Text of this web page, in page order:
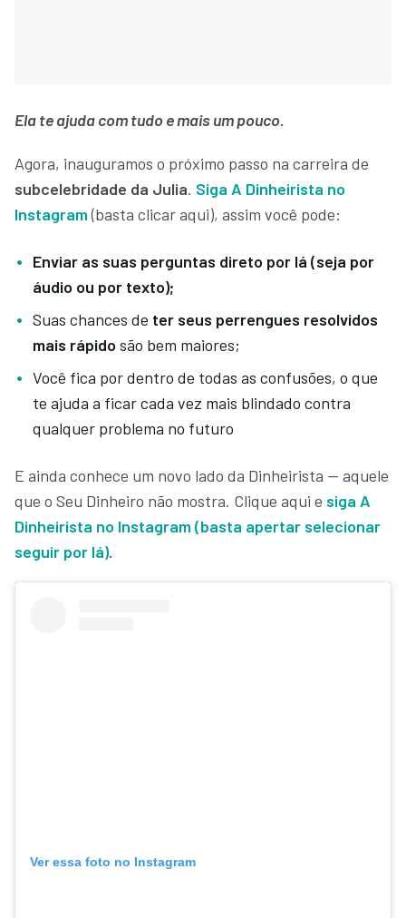
Ela te ajuda com tudo e mais um pouco.
Agora, inauguramos o próximo passo na carreira de
subcelebridade da Julia. Siga A Dinheirista no
Instagram(basta clicar aqui), assim você pode:
Enviar as suas perguntas direto por lá (seja por
áudio ou por texto);
Suas chances de ter seus perrengues resolvidos
mais rápido são bem maiores;
Você fica por dentro de todas as confusões, o que
te ajuda a ficar cada vez mais blindado contra
qualquer problema no futuro
E ainda conhece um novo lado da Dinheirista — aquele
que o Seu Dinheiro não mostra. Clique aqui e siga A
Dinheirista no Instagram (basta apertar selecionar
seguir por lá).
Ver essa foto no Instagram